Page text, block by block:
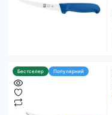
Бестселер Популярний